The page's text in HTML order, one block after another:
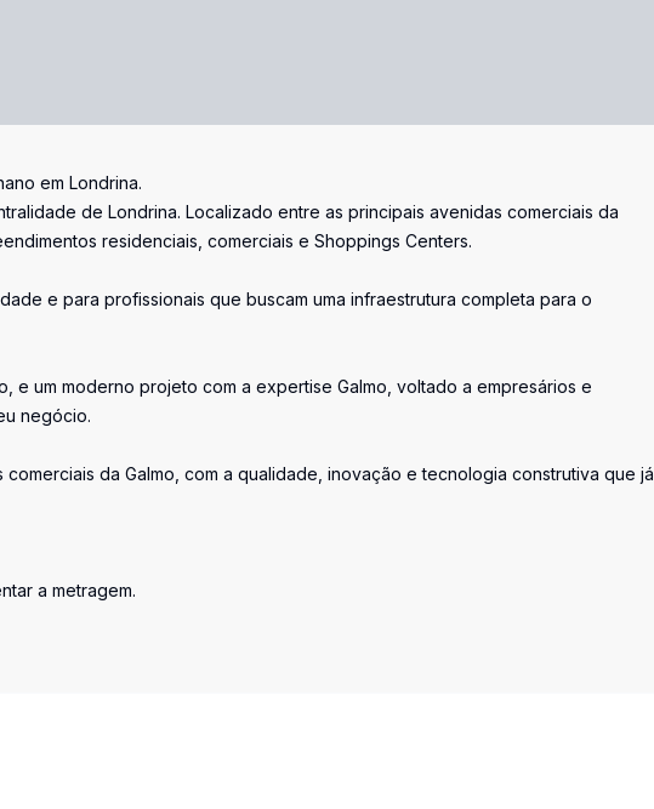
em Londrina.
de Londrina. Localizado entre as principais avenidas comerciais da
residenciais, comerciais e Shoppings Centers.
e para profissionais que buscam uma infraestrutura completa para o
e um moderno projeto com a expertise Galmo, voltado a empresários e
negócio.
da Galmo, com a qualidade, inovação e tecnologia construtiva que já
a metragem.